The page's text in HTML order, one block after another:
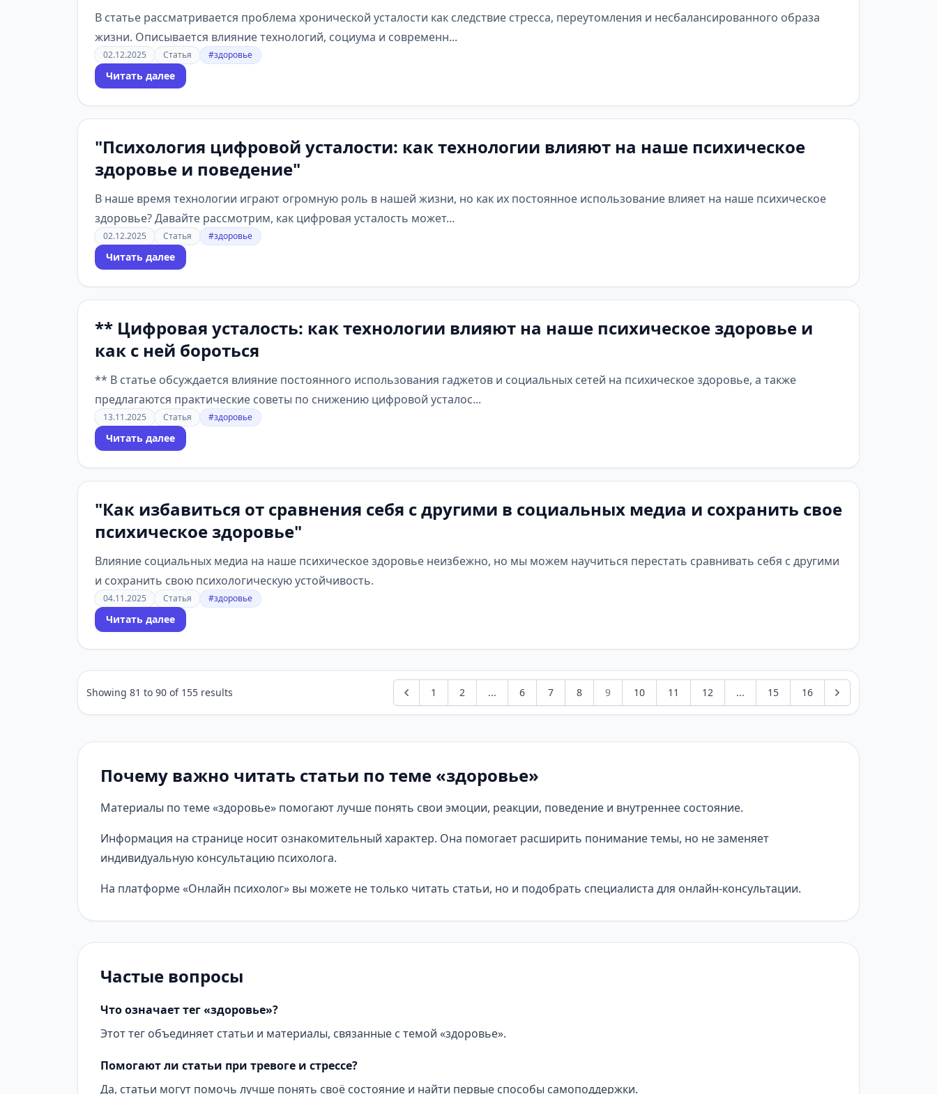
В статье рассматривается проблема хронической усталости как следствие стресса, переутомления и несбалансированного образа
жизни. Описывается влияние технологий, социума и современн...
02.12.2025 Статья #здоровье
Читать далее
"Психология цифровой усталости: как технологии влияют на наше психическое
здоровье и поведение"
В наше время технологии играют огромную роль в нашей жизни, но как их постоянное использование влияет на наше психическое
здоровье? Давайте рассмотрим, как цифровая усталость может...
02.12.2025 Статья #здоровье
Читать далее
** Цифровая усталость: как технологии влияют на наше психическое здоровье и
как с ней бороться
** В статье обсуждается влияние постоянного использования гаджетов и социальных сетей на психическое здоровье, а также
предлагаются практические советы по снижению цифровой усталос...
13.11.2025 Статья #здоровье
Читать далее
"Как избавиться от сравнения себя с другими в социальных медиа и сохранить свое
психическое здоровье"
Влияние социальных медиа на наше психическое здоровье неизбежно, но мы можем научиться перестать сравнивать себя с другими
и сохранить свою психологическую устойчивость.
04.11.2025 Статья #здоровье
Читать далее
Showing 81 to 90 of 155 results 1 2 ... 6 7 8 9 10 11 12 ... 15 16
Почему важно читать статьи по теме «здоровье»
Материалы по теме «здоровье» помогают лучше понять свои эмоции, реакции, поведение и внутреннее состояние.
Информация на странице носит ознакомительный характер. Она помогает расширить понимание темы, но не заменяет
индивидуальную консультацию психолога.
На платформе «Онлайн психолог» вы можете не только читать статьи, но и подобрать специалиста для онлайн-консультации.
Частые вопросы
Что означает тег «здоровье»?
Этот тег объединяет статьи и материалы, связанные с темой «здоровье».
Помогают ли статьи при тревоге и стрессе?
Да, статьи могут помочь лучше понять своё состояние и найти первые способы самоподдержки.